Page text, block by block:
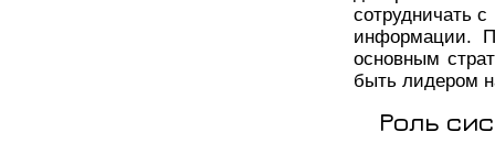
сотрудничать
информации.
основным
быть лидером
Роль